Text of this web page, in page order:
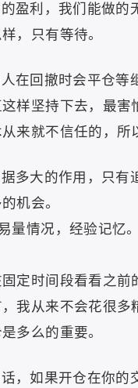
盈利，我们能做
，只有等待。
在回撤时会平仓
样坚持下去，最
来就不信任的，所
多大的作用，只
机会。
量情况，经验记忆。
定时间段看看之
我从来不会花很
多么的重要。
，如果开仓在你